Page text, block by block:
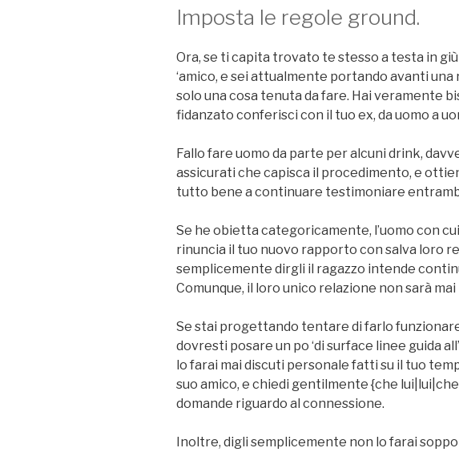
Imposta le regole ground.
Ora, se ti capita trovato te stesso a testa in giù
‘amico, e sei attualmente portando avanti una
solo una cosa tenuta da fare. Hai veramente
fidanzato conferisci con il tuo ex, da uomo a
Fallo fare uomo da parte per alcuni drink,
assicurati che capisca il procedimento, e
tutto bene a continuare testimoniare
Se he obietta categoricamente, l’uomo con
rinuncia il tuo nuovo rapporto con salva loro
semplicemente dirgli il ragazzo intende
Comunque, il loro unico relazione non sarà mai
Se stai progettando tentare di farlo
dovresti posare un po ‘di surface linee guida
lo farai mai discuti personale fatti su il tuo
suo amico, e chiedi gentilmente {che
domande riguardo al connessione.
Inoltre, digli semplicemente non lo farai